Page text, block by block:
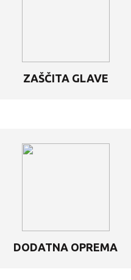
ZAŠČITA GLAVE
DODATNA OPREMA